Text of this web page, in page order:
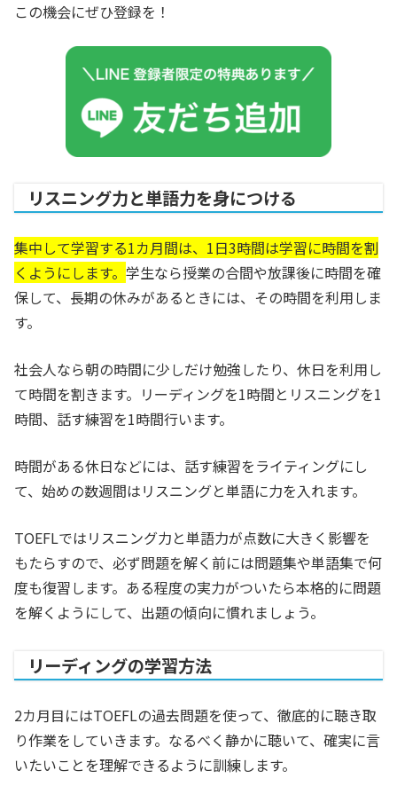
この機会にぜひ登録を！
リスニング力と単語力を身につける
集中して学習する1カ月間は、1日3時間は学習に時間を割
くようにします。 学生なら授業の合間や放課後に時間を確
保して、長期の休みがあるときには、その時間を利用しま
す。
社会人なら朝の時間に少しだけ勉強したり、休日を利用し
て時間を割きます。リーディングを1時間とリスニングを1
時間、話す練習を1時間行います。
時間がある休日などには、話す練習をライティングにし
て、始めの数週間はリスニングと単語に力を入れます。
TOEFLではリスニング力と単語力が点数に大きく影響を
もたらすので、必ず問題を解く前には問題集や単語集で何
度も復習します。ある程度の実力がついたら本格的に問題
を解くようにして、出題の傾向に慣れましょう。
リーディングの学習方法
2カ月目にはTOEFLの過去問題を使って、徹底的に聴き取
り作業をしていきます。なるべく静かに聴いて、確実に言
いたいことを理解できるように訓練します。